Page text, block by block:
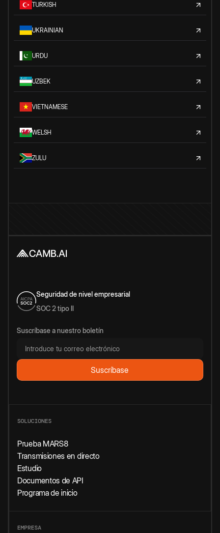
TURKISH
UKRAINIAN
URDU
UZBEK
VIETNAMESE
WELSH
ZULU
Seguridad de nivel empresarial
SOC 2 tipo II
Suscríbase a nuestro boletín
SOLUCIONES
Prueba MARS8
Transmisiones en directo
Estudio
Documentos de API
Programa de inicio
EMPRESA